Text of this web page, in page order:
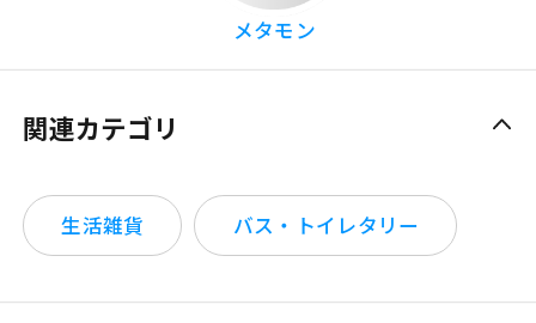
メタモン
関連カテゴリ
生活雑貨 バス・トイレタリー